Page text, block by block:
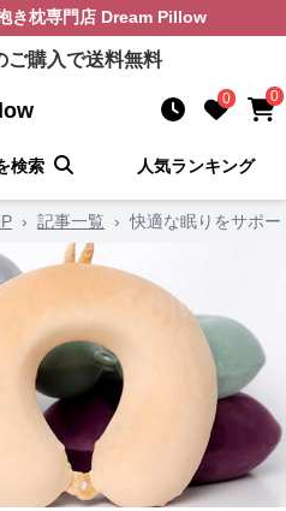
き枕専門店 Dream Pillow
ご購入で送料無料
0 0
検索 人気ランキング
› 記事一覧 › 快適な眠りをサポ